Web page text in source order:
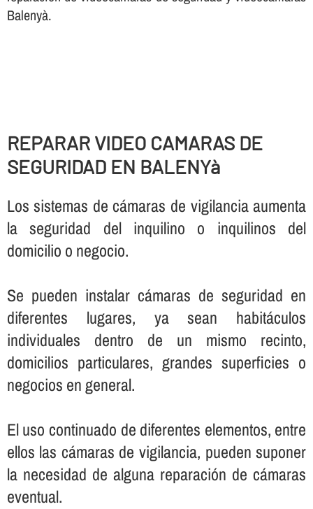
Balenyà.
REPARAR VIDEO CAMARAS DE
SEGURIDAD EN BALENYà
Los sistemas de cámaras de vigilancia aumenta
la seguridad del inquilino o inquilinos del
domicilio o negocio.
Se pueden instalar cámaras de seguridad en
diferentes lugares, ya sean habitáculos
individuales dentro de un mismo recinto,
domicilios particulares, grandes superficies o
negocios en general.
El uso continuado de diferentes elementos, entre
ellos las cámaras de vigilancia, pueden suponer
la necesidad de alguna reparación de cámaras
eventual.